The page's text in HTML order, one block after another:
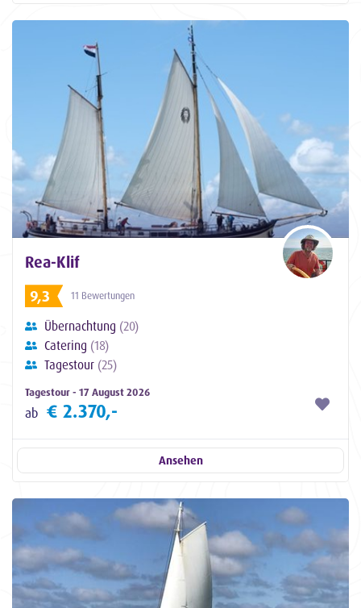
Rea-Klif
9,3
11 Bewertungen
Übernachtung (20)
Catering (18)
Tagestour (25)
Tagestour - 17 August 2026
ab € 2.370,-
Ansehen